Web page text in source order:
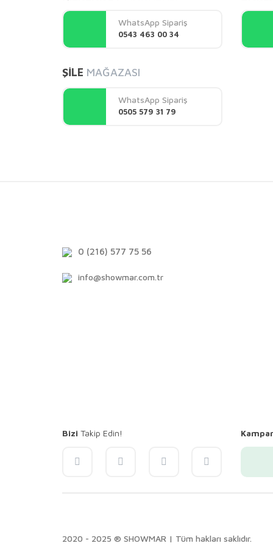
Ürün açıklamasında eksik bilgiler bulunuyor.
Ürün bilgilerinde hatalar bulunuyor.
Ürün fiyatı diğer sitelerden daha pahalı.
Bu ürüne benzer farklı alternatifler olmalı.
WhatsApp Sipariş
0543 463 00 34
ŞİLE MAĞAZASI
WhatsApp Sipariş
0505 579 31 79
0 (216) 577 75 56
info@showmar.com.tr
Bizi Takip Edin!
2020 - 2025 ® SHOWMAR | Tüm hakları saklıdır.